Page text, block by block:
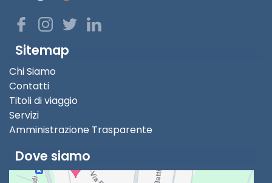
Sitemap
Chi Siamo
Contatti
Titoli di viaggio
Servizi
Amministrazione Trasparente
Dove siamo